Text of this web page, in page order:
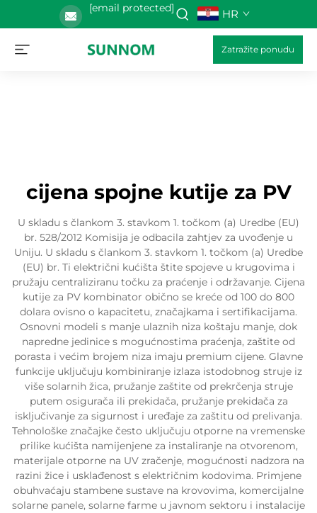
[email protected] HR
Zatražite ponudu
cijena spojne kutije za PV
U skladu s člankom 3. stavkom 1. točkom (a) Uredbe (EU)
br. 528/2012 Komisija je odbacila zahtjev za uvođenje u
Uniju. U skladu s člankom 3. stavkom 1. točkom (a) Uredbe
(EU) br. Ti električni kućišta štite spojeve u krugovima i
pružaju centraliziranu točku za praćenje i održavanje. Cijena
kutije za PV kombinator obično se kreće od 100 do 800
dolara ovisno o kapacitetu, značajkama i sertifikacijama.
Osnovni modeli s manje ulaznih niza koštaju manje, dok
napredne jedinice s mogućnostima praćenja, zaštite od
porasta i većim brojem niza imaju premium cijene. Glavne
funkcije uključuju kombiniranje izlaza istodobnog struje iz
više solarnih žica, pružanje zaštite od prekrčenja struje
putem osigurača ili prekidača, pružanje prekidača za
isključivanje za sigurnost i uređaje za zaštitu od prelivanja.
Tehnološke značajke često uključuju otporne na vremenske
prilike kućišta namijenjene za instaliranje na otvorenom,
materijale otporne na UV zračenje, mogućnosti nadzora na
razini žice i usklađenost s električnim kodovima. Primjene
obuhvaćaju stambene sustave na krovovima, komercijalne
solarne panele, solarne farme u javnom sektoru i instalacije